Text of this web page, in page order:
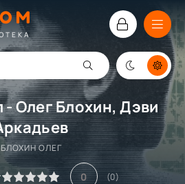
- Олег Блохин, Дэви
БЛОХИН ОЛЕГ
0 (0)